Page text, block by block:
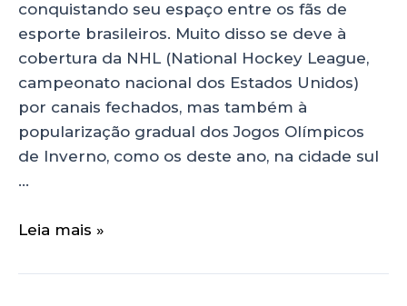
conquistando seu espaço entre os fãs de
esporte brasileiros. Muito disso se deve à
cobertura da NHL (National Hockey League,
campeonato nacional dos Estados Unidos)
por canais fechados, mas também à
popularização gradual dos Jogos Olímpicos
de Inverno, como os deste ano, na cidade sul
…
Leia mais »